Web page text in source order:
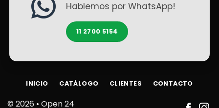
Hablemos por WhatsApp!
11 2700 5154
© 2026 • Open 24
INICIO CATÁLOGO CLIENTES CONTACTO